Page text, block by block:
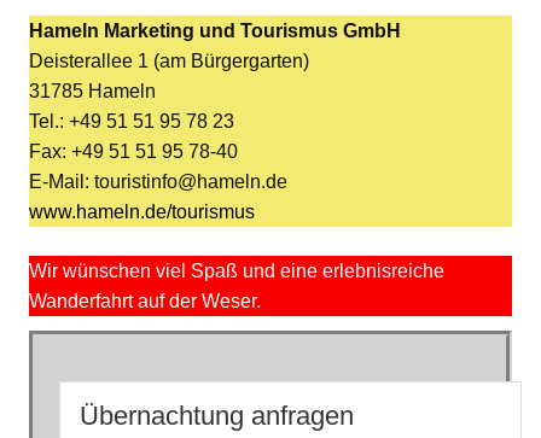
Hameln Marketing und Tourismus GmbH
Deisterallee 1 (am Bürgergarten)
31785 Hameln
Tel.: +49 51 51 95 78 23
Fax: +49 51 51 95 78-40
E-Mail: touristinfo@hameln.de
www.hameln.de/tourismus
Wir wünschen viel Spaß und eine erlebnisreiche
Wanderfahrt auf der Weser.